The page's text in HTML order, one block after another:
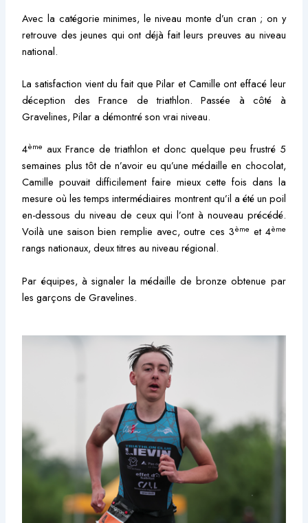
Avec la catégorie minimes, le niveau monte d’un cran ; on y
retrouve des jeunes qui ont déjà fait leurs preuves au niveau
national.
La satisfaction vient du fait que Pilar et Camille ont effacé leur
déception des France de triathlon. Passée à côté à
Gravelines, Pilar a démontré son vrai niveau.
4ème aux France de triathlon et donc quelque peu frustré 5
semaines plus tôt de n’avoir eu qu’une médaille en chocolat,
Camille pouvait difficilement faire mieux cette fois dans la
mesure où les temps intermédiaires montrent qu’il a été un poil
en-dessous du niveau de ceux qui l’ont à nouveau précédé.
Voilà une saison bien remplie avec, outre ces 3ème et 4ème
rangs nationaux, deux titres au niveau régional.
Par équipes, à signaler la médaille de bronze obtenue par
les garçons de Gravelines.